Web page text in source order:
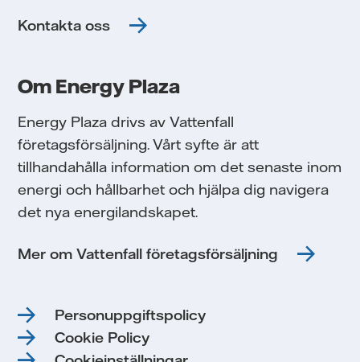
Kontakta oss
Om Energy Plaza
Energy Plaza drivs av Vattenfall
företagsförsäljning. Vårt syfte är att
tillhandahålla information om det senaste inom
energi och hållbarhet och hjälpa dig navigera
det nya energilandskapet.
Mer om Vattenfall företagsförsäljning
Personuppgiftspolicy
Cookie Policy